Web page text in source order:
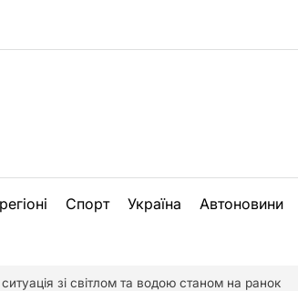
Спорт Україна Автоновини
зі світлом та водою станом на ранок